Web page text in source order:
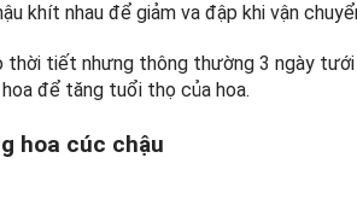
khít nhau để giảm va đập khi vận
thời tiết nhưng thông thường 3 ngày
để tăng tuổi thọ của hoa.
hoa cúc chậu